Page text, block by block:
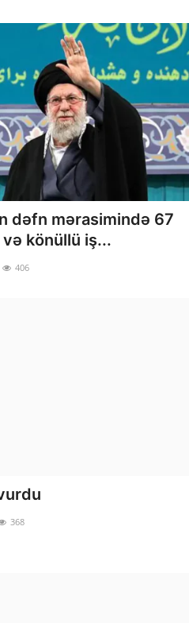
dəfn mərasimində 67
könüllü iş...
406
368